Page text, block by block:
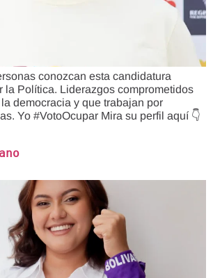
conozcan esta candidatura
la Política. Liderazgos comprometidos
democracia y que trabajan por
Yo #VotoOcupar Mira su perfil aquí 👇